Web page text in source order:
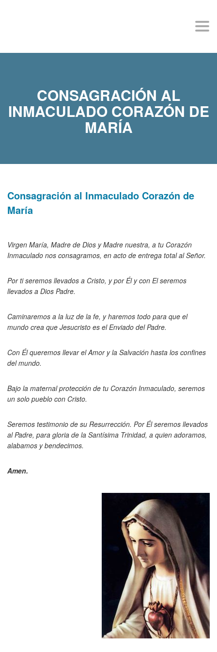
CONSAGRACIÓN AL
INMACULADO CORAZÓN DE
MARÍA
Consagración al Inmaculado Corazón de
María
Virgen María, Madre de Dios y Madre nuestra, a tu Corazón
Inmaculado nos consagramos, en acto de entrega total al Señor.
Por ti seremos llevados a Cristo, y por Él y con El seremos
llevados a Dios Padre.
Caminaremos a la luz de la fe, y haremos todo para que el
mundo crea que Jesucristo es el Enviado del Padre.
Con Él queremos llevar el Amor y la Salvación hasta los confines
del mundo.
Bajo la maternal protección de tu Corazón Inmaculado, seremos
un solo pueblo con Cristo.
Seremos testimonio de su Resurrección. Por Él seremos llevados
al Padre, para gloria de la Santísima Trinidad, a quien adoramos,
alabamos y bendecimos.
Amen.